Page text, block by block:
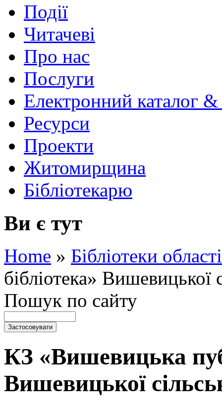
Події
Читачеві
Про нас
Послуги
Електронний каталог
Ресурси
Проекти
Житомирщина
Бібліотекарю
Ви є тут
Home » Бібліотеки області
бібліотека» Вишевицької
Пошук по сайту
КЗ «Вишевицька
Вишевицької